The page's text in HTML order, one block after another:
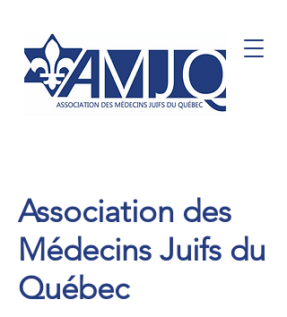
Association des
Médecins Juifs du
Québec